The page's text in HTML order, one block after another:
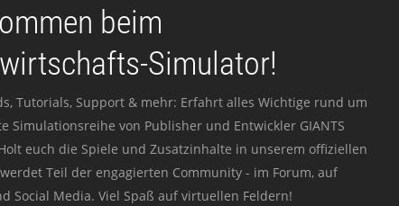
beim
Simulator!
Tutorials, Support & mehr: Erfahrt alles Wichtige rund um
Simulationsreihe von Publisher und Entwickler GIANTS
euch die Spiele und Zusatzinhalte in unserem offiziellen
Teil der engagierten Community - im Forum, auf
Social Media. Viel Spaß auf virtuellen Feldern!